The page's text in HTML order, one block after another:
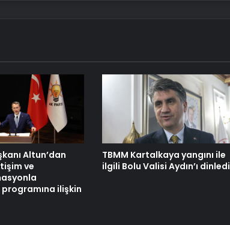
Hurda Fiyatları Güncel Olarak
Nereden Takip Edilir?
Datahost İle Güvenilir Sunucu
Hizmetleri
Altun’dan
ve
ilişkin
TBMM Kartalkaya yangını ile
ilgili Bolu Valisi Aydın’ı dinledi